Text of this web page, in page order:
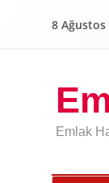
8 Ağustos
Emlak